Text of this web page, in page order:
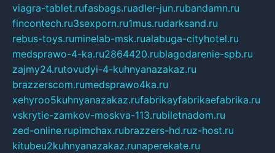
viagra-tablet.rufasbags.ruadler-jun.rubandamn.ru
fincontech.ru3sexporn.ru1mus.rudarksand.ru
rebus-toys.ruminelab-msk.rualabuga-cityhotel.ru
medsprawo-4-ka.ru2864420.rublagodarenie-spb.ru
zajmy24.rutovudyi-4-kuhnyanazakaz.ru
brazzerscom.rumedsprawo4ka.ru
xehyroo5kuhnyanazakaz.rufabrikayfabrikaefabrika.ru
vskrytie-zamkov-moskva-113.rubiletnadom.ru
zed-online.rupimchax.rubrazzers-hd.ruz-host.ru
kitubeu2kuhnyanazakaz.runaperekate.ru